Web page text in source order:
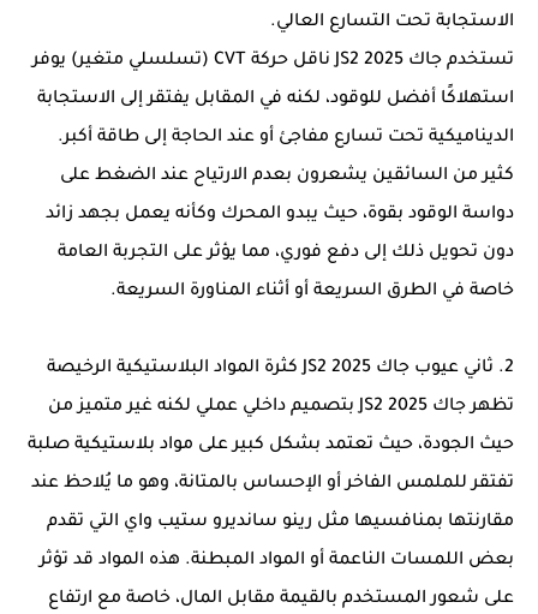
الاستجابة تحت التسارع العالي.
تستخدم جاك JS2 2025 ناقل حركة CVT (تسلسلي متغير) يوفر
استهلاكًا أفضل للوقود، لكنه في المقابل يفتقر إلى الاستجابة
الديناميكية تحت تسارع مفاجئ أو عند الحاجة إلى طاقة أكبر.
كثير من السائقين يشعرون بعدم الارتياح عند الضغط على
دواسة الوقود بقوة، حيث يبدو المحرك وكأنه يعمل بجهد زائد
دون تحويل ذلك إلى دفع فوري، مما يؤثر على التجربة العامة
خاصة في الطرق السريعة أو أثناء المناورة السريعة.
2. ثاني عيوب جاك JS2 2025 كثرة المواد البلاستيكية الرخيصة
تظهر جاك JS2 2025 بتصميم داخلي عملي لكنه غير متميز من
حيث الجودة، حيث تعتمد بشكل كبير على مواد بلاستيكية صلبة
تفتقر للملمس الفاخر أو الإحساس بالمتانة، وهو ما يُلاحظ عند
مقارنتها بمنافسيها مثل رينو سانديرو ستيب واي التي تقدم
بعض اللمسات الناعمة أو المواد المبطنة. هذه المواد قد تؤثر
على شعور المستخدم بالقيمة مقابل المال، خاصة مع ارتفاع